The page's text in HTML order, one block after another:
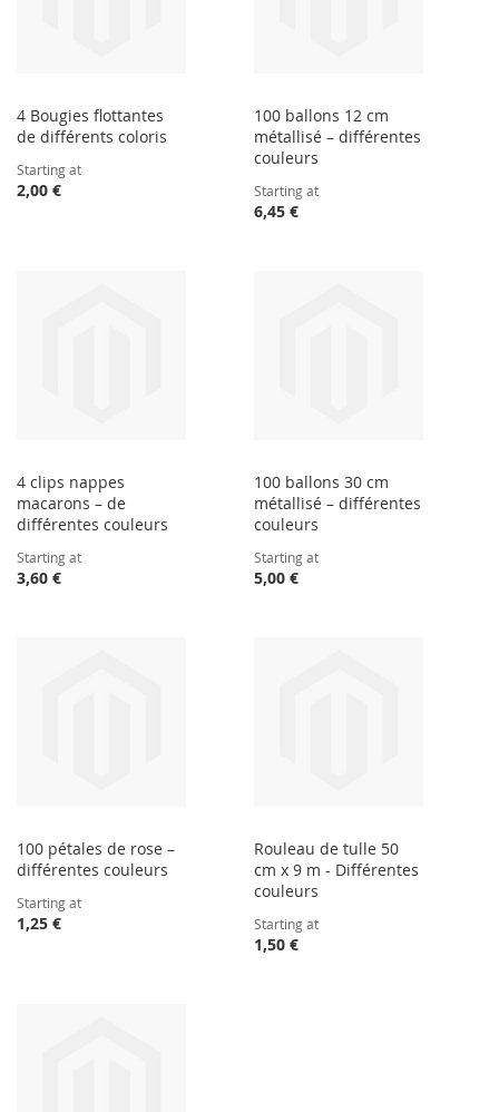
4 Bougies flottantes
de différents coloris
Starting at
2,00 €
100 ballons 12 cm
métallisé – différentes
couleurs
Starting at
6,45 €
4 clips nappes
macarons – de
différentes couleurs
Starting at
3,60 €
100 ballons 30 cm
métallisé – différentes
couleurs
Starting at
5,00 €
100 pétales de rose –
différentes couleurs
Starting at
1,25 €
Rouleau de tulle 50
cm x 9 m - Différentes
couleurs
Starting at
1,50 €